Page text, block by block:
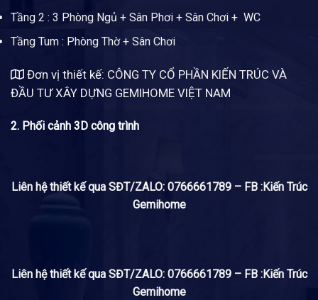
Tầng 2 : 3 Phòng Ngủ + Sân Phơi + Sân Chơi + WC
Tầng Tum : Phòng Thờ + Sân Chơi
Đơn vị thiết kế: CÔNG TY CỔ PHẦN KIẾN TRÚC VÀ
ĐẦU TƯ XÂY DỰNG GEMIHOME VIỆT NAM
2. Phối cảnh 3D công trình
Liên hệ thiết kế qua SĐT/ZALO: 0766661789 – FB :Kiến Trúc
Gemihome
Liên hệ thiết kế qua SĐT/ZALO: 0766661789 – FB :Kiến Trúc
Gemihome